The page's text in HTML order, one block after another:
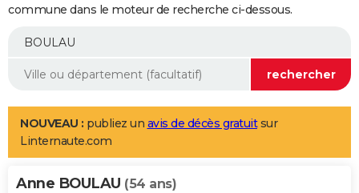
Essais
Réserver un essai
Citadines
Berlines
SUV
Forum auto
+
Mobiles
Meilleur smartphone
Internet
Ordinateurs
Jeux vidéo
Guide high-tech
Aménagement intérieur
LIFESTYLE
Art de vivre
Bien-être
Loisirs
Mode
Modes de vie
Alimentation
Guide de la santé
Maladies
Médicaments
Sommeil
VOYAGE
commune dans le moteur de recherche ci-dessous.
NOUVEAU : publiez un avis de décès gratuitsur
Linternaute.com
Anne BOULAU (54 ans)